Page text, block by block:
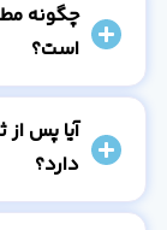
چگونه
است؟
آیا پس
دارد؟